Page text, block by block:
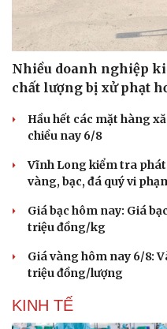
Nhiều doanh nghiệp
chất lượng bị xử phạt
Hầu hết các mặt hàng
chiều nay 6/8
Vĩnh Long kiểm tra
vàng, bạc, đá quý vi
Giá bạc hôm nay: Giá
triệu đồng/kg
Giá vàng hôm nay 6/8:
triệu đồng/lượng
KINH TẾ